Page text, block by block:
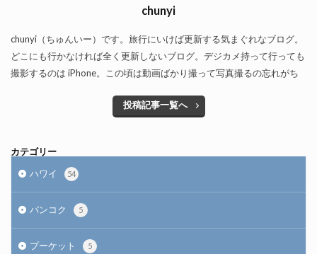
chunyi
chunyi（ちゅんいー）です。旅行にいけば更新する気まぐれなブログ。
どこにも行かなければ全く更新しないブログ。デジカメ持って行っても
撮影するのは iPhone。この頃は動画ばかり撮って写真撮るの忘れがち
投稿記事一覧へ
カテゴリー
ハワイ
54
バンコク 5
プーケット 5